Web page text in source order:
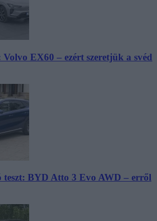
EX60 – ezért szeretjük a svéd
BYD Atto 3 Evo AWD – erről